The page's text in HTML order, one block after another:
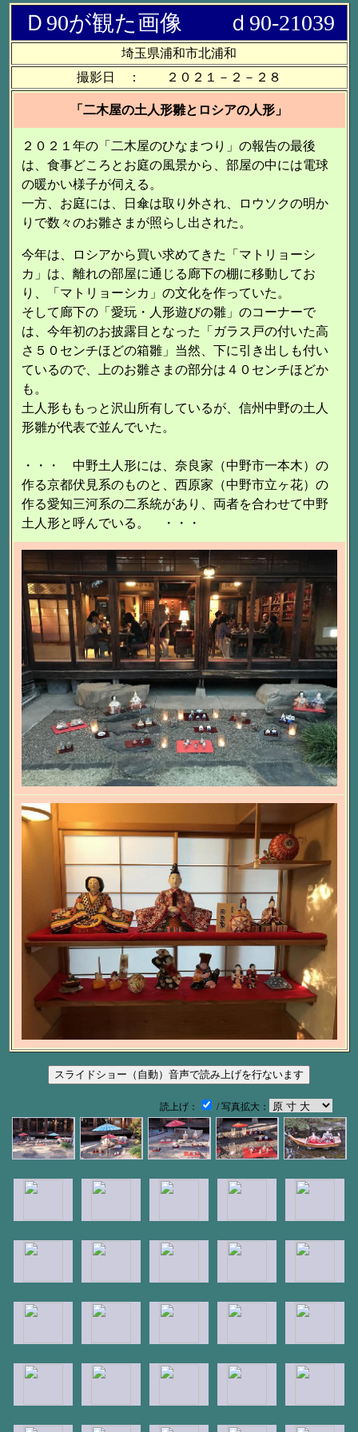
Ｄ90が観た画像 ｄ90-21039
埼玉県浦和市北浦和
撮影日 ： ２０２１－２－２８
「二木屋の土人形雛とロシアの人形」
２０２１年の「二木屋のひなまつり」の報告の最後
は、食事どころとお庭の風景から、部屋の中には電球
の暖かい様子が伺える。
一方、お庭には、日傘は取り外され、ロウソクの明か
りで数々のお雛さまが照らし出された。
今年は、ロシアから買い求めてきた「マトリョーシ
カ」は、離れの部屋に通じる廊下の棚に移動してお
り、「マトリョーシカ」の文化を作っていた。
そして廊下の「愛玩・人形遊びの雛」のコーナーで
は、今年初のお披露目となった「ガラス戸の付いた高
さ５０センチほどの箱雛」当然、下に引き出しも付い
ているので、上のお雛さまの部分は４０センチほどか
も。
土人形ももっと沢山所有しているが、信州中野の土人
形雛が代表で並んでいた。
・・・ 中野土人形には、奈良家（中野市一本木）の
作る京都伏見系のものと、西原家（中野市立ヶ花）の
作る愛知三河系の二系統があり、両者を合わせて中野
土人形と呼んでいる。 ・・・
読上げ： / 写真拡大：